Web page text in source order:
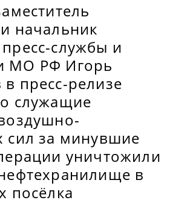
начальник
службы и
МО РФ Игорь
пресс-релизе
служащие
сил за минувшие
уничтожили
в
посёлка